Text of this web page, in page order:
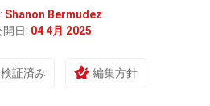
Shanon Bermudez
開日: 04 4月 2025
証済み 編集方針